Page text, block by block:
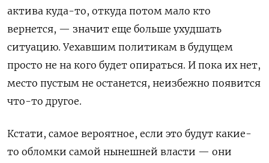
актива куда-то, откуда потом мало кто
вернется, — значит еще больше ухудшать
ситуацию. Уехавшим политикам в будущем
просто не на кого будет опираться. И пока их нет,
место пустым не останется, неизбежно появится
что-то другое.
Кстати, самое вероятное, если это будут какие-
то обломки самой нынешней власти — они